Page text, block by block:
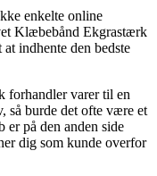
enkelte online
Klæbebånd Ekgrastærk
indhente den bedste
forhandler varer til en
så burde det ofte være et
på den anden side
dig som kunde overfor